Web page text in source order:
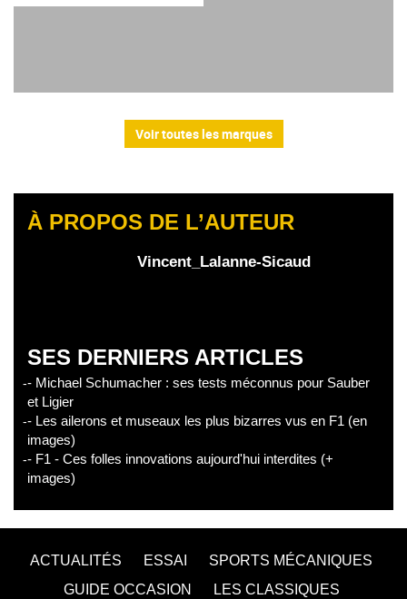
Voir toutes les marques
À PROPOS DE L’AUTEUR
Vincent_Lalanne-Sicaud
SES DERNIERS ARTICLES
- Michael Schumacher : ses tests méconnus pour Sauber
et Ligier
- Les ailerons et museaux les plus bizarres vus en F1 (en
images)
- F1 - Ces folles innovations aujourd'hui interdites (+
images)
ACTUALITÉS ESSAI
SPORTS MÉCANIQUES
GUIDE OCCASION
LES CLASSIQUES